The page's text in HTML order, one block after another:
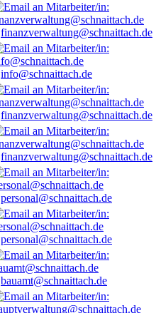
finanzverwaltung@schnaittach.de
info@schnaittach.de
finanzverwaltung@schnaittach.de
finanzverwaltung@schnaittach.de
personal@schnaittach.de
personal@schnaittach.de
bauamt@schnaittach.de